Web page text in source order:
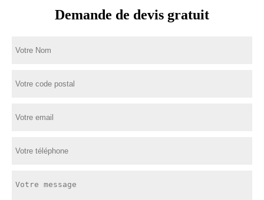
Demande de devis gratuit